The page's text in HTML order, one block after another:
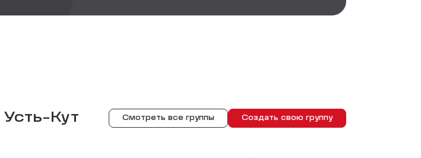
Усть-Кут Смотреть все группы Создать свою группу